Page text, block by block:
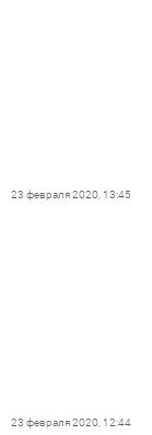
23 февраля 2020, 13:45
23 февраля 2020, 12:44